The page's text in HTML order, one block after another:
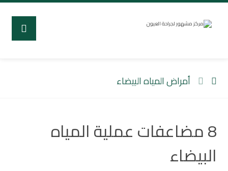
أمراض المياه البيضاء
8 مضاعفات عملية المياه
البيضاء